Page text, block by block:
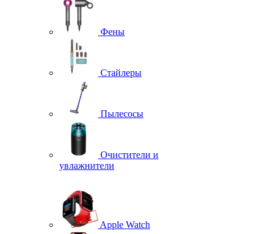
Фены
Стайлеры
Пылесосы
Очистители и
увлажнители
Apple Watch